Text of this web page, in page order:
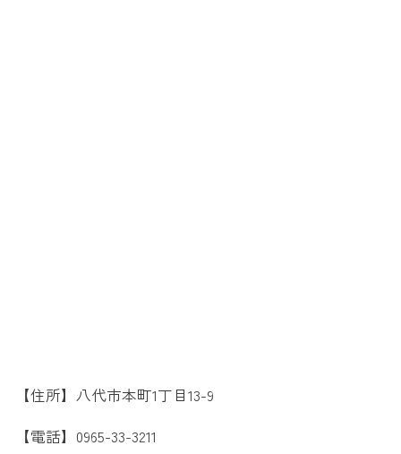
【住所】八代市本町1丁目13-9
【電話】0965-33-3211